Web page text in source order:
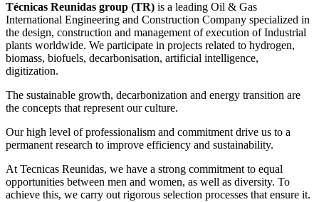
Técnicas Reunidas group (TR) is a leading Oil & Gas
International Engineering and Construction Company specialized in
the design, construction and management of execution of Industrial
plants worldwide. We participate in projects related to hydrogen,
biomass, biofuels, decarbonisation, artificial intelligence,
digitization.
The sustainable growth, decarbonization and energy transition are
the concepts that represent our culture.
Our high level of professionalism and commitment drive us to a
permanent research to improve efficiency and sustainability.
At Tecnicas Reunidas, we have a strong commitment to equal
opportunities between men and women, as well as diversity. To
achieve this, we carry out rigorous selection processes that ensure it.